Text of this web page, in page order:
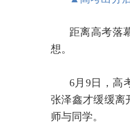
距离高考落
想。
6月9日，高
张泽鑫才缓缓
师与同学。